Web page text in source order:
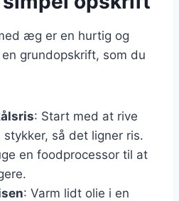
æg er en hurtig og
grundopskrift, som du
: Start med at rive
stykker, så det ligner ris.
en foodprocessor til at
: Varm lidt olie i en